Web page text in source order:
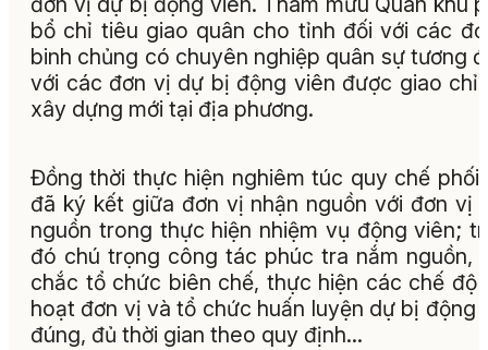
bổ chỉ tiêu giao quân cho tỉnh đối với các
binh chủng có chuyên nghiệp quân sự tương
với các đơn vị dự bị động viên được giao chỉ
xây dựng mới tại địa phương.
Đồng thời thực hiện nghiêm túc quy chế phối
đã ký kết giữa đơn vị nhận nguồn với đơn vị
nguồn trong thực hiện nhiệm vụ động viên;
đó chú trọng công tác phúc tra nắm nguồn,
chắc tổ chức biên chế, thực hiện các chế độ
hoạt đơn vị và tổ chức huấn luyện dự bị động
đúng, đủ thời gian theo quy định…